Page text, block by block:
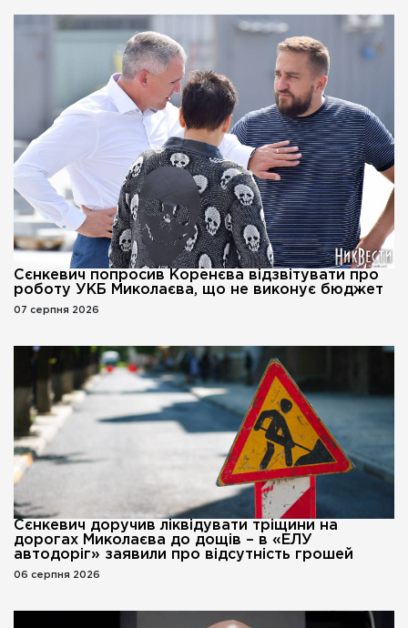
Сєнкевич попросив Коренєва відзвітувати про
роботу УКБ Миколаєва, що не виконує бюджет
07 серпня 2026
Сєнкевич доручив ліквідувати тріщини на
дорогах Миколаєва до дощів – в «ЕЛУ
автодоріг» заявили про відсутність грошей
06 серпня 2026